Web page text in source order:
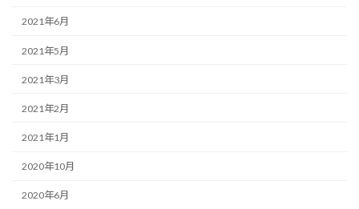
2021年6月
2021年5月
2021年3月
2021年2月
2021年1月
2020年10月
2020年6月